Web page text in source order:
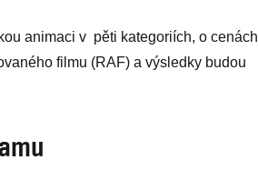
animaci v pěti kategoriích, o cenách
filmu (RAF) a výsledky budou